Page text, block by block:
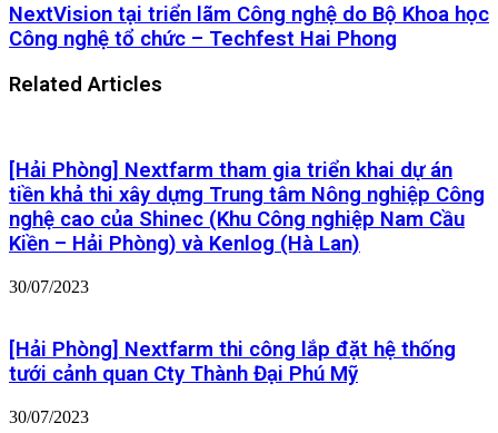
NextVision tại triển lãm Công nghệ do Bộ Khoa học
Công nghệ tổ chức – Techfest Hai Phong
Related Articles
[Hải Phòng] Nextfarm tham gia triển khai dự án
tiền khả thi xây dựng Trung tâm Nông nghiệp Công
nghệ cao của Shinec (Khu Công nghiệp Nam Cầu
Kiền – Hải Phòng) và Kenlog (Hà Lan)
30/07/2023
[Hải Phòng] Nextfarm thi công lắp đặt hệ thống
tưới cảnh quan Cty Thành Đại Phú Mỹ
30/07/2023